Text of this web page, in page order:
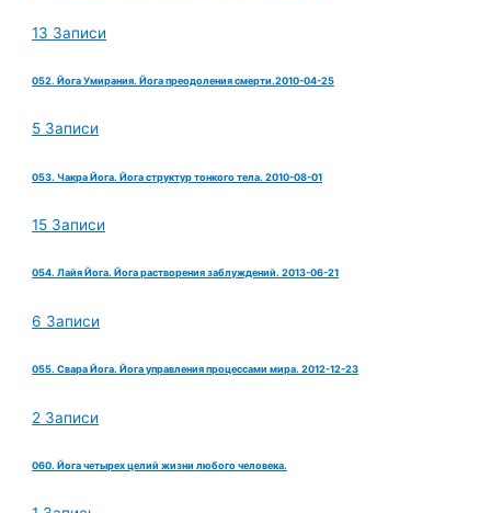
13 Записи
052. Йога Умирания. Йога преодоления смерти.2010-04-25
5 Записи
053. Чакра Йога. Йога структур тонкого тела. 2010-08-01
15 Записи
054. Лайя Йога. Йога растворения заблуждений. 2013-06-21
6 Записи
055. Свара Йога. Йога управления процессами мира. 2012-12-23
2 Записи
060. Йога четырех целий жизни любого человека.